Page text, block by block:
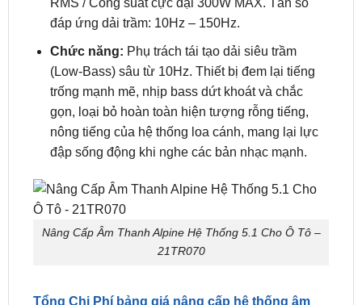
Giá thiết bị: 6.590.000 VNĐ
Thông số:Công suất hoạt động liên tục 150W
RMS / Công suất cực đại 300W MAX. Tần số
đáp ứng dải trầm: 10Hz – 150Hz.
Chức năng:Phụ trách tái tạo dải siêu trầm
(Low-Bass) sâu từ 10Hz. Thiết bị đem lại tiếng
trống mạnh mẽ, nhịp bass dứt khoát và chắc
nông tiếng của hệ thống loa cánh, mang lại lực
đập sống động khi nghe các bản nhạc mạnh.
Nâng Cấp Âm Thanh Alpine Hệ Thống 5.1 Cho Ô Tô –